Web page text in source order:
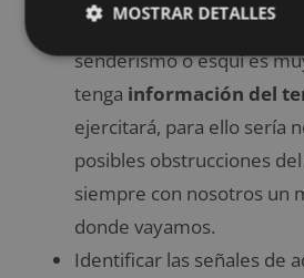
Conocer el terreno. si va a
senderismo o esquí es
tenga información del
ejercitará, para ello sería
posibles obstrucciones
siempre con nosotros un
donde vayamos.
Identificar las señales de
MOSTRAR DETALLES